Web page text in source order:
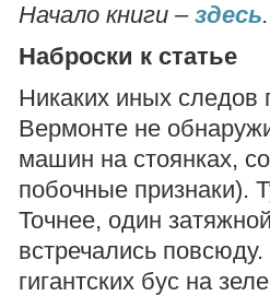
Начало книги – здесь
Наброски к статье
Никаких иных следов
Вермонте не
машин на стоянках,
побочные признаки).
Точнее, один
встречались
гигантских бус на